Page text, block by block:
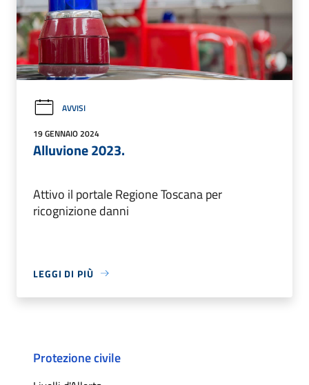
AVVISI
19 GENNAIO 2024
Alluvione 2023.
Attivo il portale Regione Toscana per
ricognizione danni
LEGGI DI PIÙ
Protezione civile